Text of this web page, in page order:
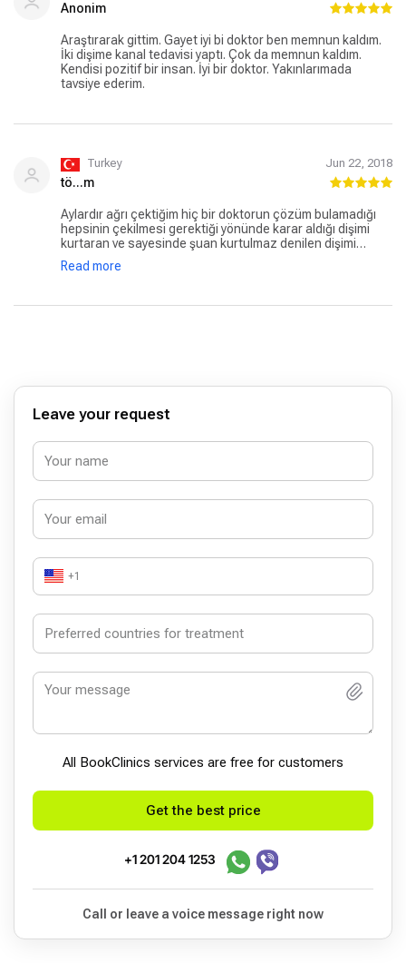
Anonim
Araştırarak gittim. Gayet iyi bi doktor ben memnun kaldım.
İki dişime kanal tedavisi yaptı. Çok da memnun kaldım.
Kendisi pozitif bir insan. İyi bir doktor. Yakınlarımada
tavsiye ederim.
Turkey Jun 22, 2018
tö...m
Aylardır ağrı çektiğim hiç bir doktorun çözüm bulamadığı
hepsinin çekilmesi gerektiği yönünde karar aldığı dişimi
kurtaran ve sayesinde şuan kurtulmaz denilen dişimi
sapasağlam kullanmamı sağlayan, tatlı dilli güler yüzüyle
dişçi koltuğunu sevdiren işinin uzmanı bir doktor.. Bundan
Read more
Leave your request
+1
All BookСlinics services are free for customers
Get the best price
+1 201 204 1253
Call or leave a voice message right now